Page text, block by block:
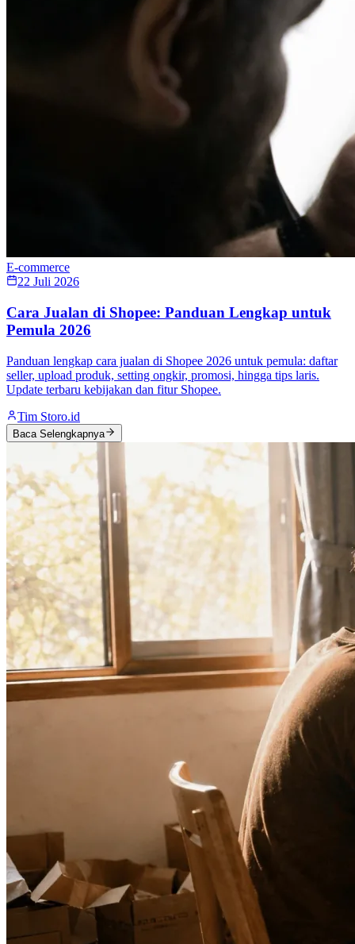
E-commerce
22 Juli 2026
Cara Jualan di Shopee: Panduan Lengkap untuk
Pemula 2026
Panduan lengkap cara jualan di Shopee 2026 untuk pemula: daftar
seller, upload produk, setting ongkir, promosi, hingga tips laris.
Update terbaru kebijakan dan fitur Shopee.
Tim Storo.id
Baca Selengkapnya